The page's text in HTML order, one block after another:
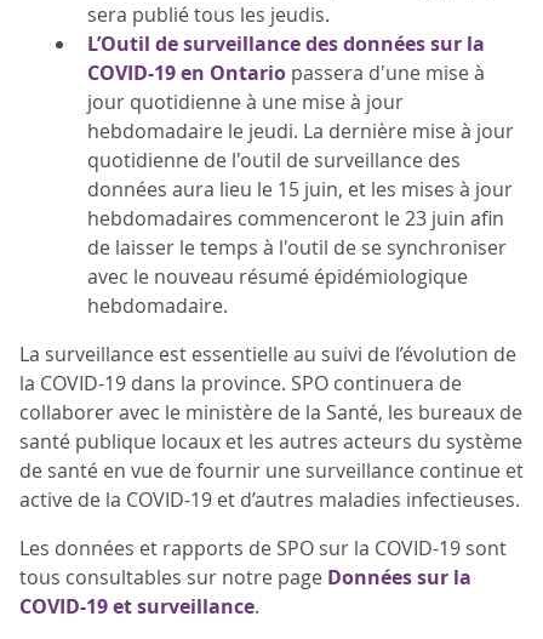
sera publié tous les jeudis.
L’Outil de surveillance des données sur la
COVID-19 en Ontario passera d'une mise à
jour quotidienne à une mise à jour
hebdomadaire le jeudi. La dernière mise à jour
quotidienne de l'outil de surveillance des
données aura lieu le 15 juin, et les mises à jour
hebdomadaires commenceront le 23 juin afin
de laisser le temps à l'outil de se synchroniser
avec le nouveau résumé épidémiologique
hebdomadaire.
La surveillance est essentielle au suivi de l’évolution de
la COVID-19 dans la province. SPO continuera de
collaborer avec le ministère de la Santé, les bureaux de
santé publique locaux et les autres acteurs du système
de santé en vue de fournir une surveillance continue et
active de la COVID-19 et d’autres maladies infectieuses.
Les données et rapports de SPO sur la COVID-19 sont
tous consultables sur notre page Données sur la
COVID-19 et surveillance.